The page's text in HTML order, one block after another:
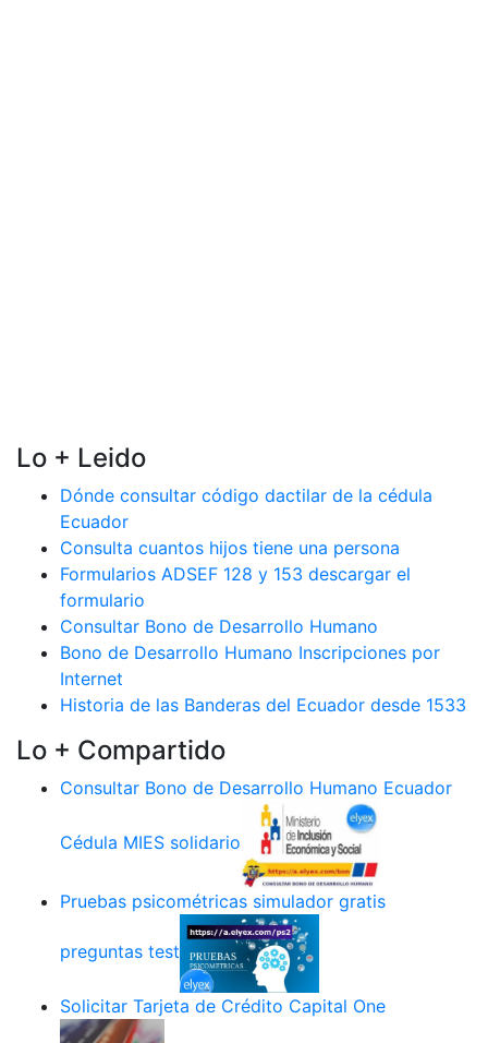
Lo + Leido
Dónde consultar código dactilar de la cédula
Ecuador
Consulta cuantos hijos tiene una persona
Formularios ADSEF 128 y 153 descargar el
formulario
Consultar Bono de Desarrollo Humano
Bono de Desarrollo Humano Inscripciones por
Internet
Historia de las Banderas del Ecuador desde 1533
Lo + Compartido
Consultar Bono de Desarrollo Humano Ecuador
Cédula MIES solidario
Pruebas psicométricas simulador gratis
preguntas test
Solicitar Tarjeta de Crédito Capital One